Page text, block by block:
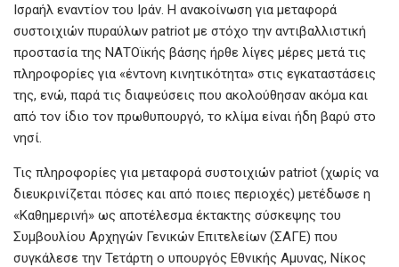
Ισραήλ εναντίον του Ιράν. Η ανακοίνωση για μεταφορά
συστοιχιών πυραύλων patriot με στόχο την αντιβαλλιστική
προστασία της ΝΑΤΟϊκής βάσης ήρθε λίγες μέρες μετά τις
πληροφορίες για «έντονη κινητικότητα» στις εγκαταστάσεις
της, ενώ, παρά τις διαψεύσεις που ακολούθησαν ακόμα και
από τον ίδιο τον πρωθυπουργό, το κλίμα είναι ήδη βαρύ στο
νησί.
Τις πληροφορίες για μεταφορά συστοιχιών patriot (χωρίς να
διευκρινίζεται πόσες και από ποιες περιοχές) μετέδωσε η
«Καθημερινή» ως αποτέλεσμα έκτακτης σύσκεψης του
Συμβουλίου Αρχηγών Γενικών Επιτελείων (ΣΑΓΕ) που
συγκάλεσε την Τετάρτη ο υπουργός Εθνικής Αμυνας, Νίκος